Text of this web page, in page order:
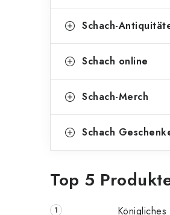
Schach-
Schach online
Schach-Merch
Schach
Top 5